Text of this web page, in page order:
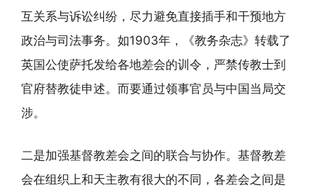
互关系与诉讼纠纷，尽力避免直接插手和干预地方
政治与司法事务。如1903年，《教务杂志》转载了
英国公使萨托发给各地差会的训令，严禁传教士到
官府替教徒申述。而要通过领事官员与中国当局交
涉。
二是加强基督教差会之间的联合与协作。基督教差
会在组织上和天主教有很大的不同，各差会之间是